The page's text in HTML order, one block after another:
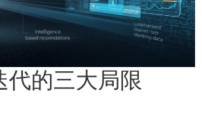
代的三大局限